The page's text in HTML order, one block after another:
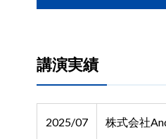
講演実績
2025/07 株式会社